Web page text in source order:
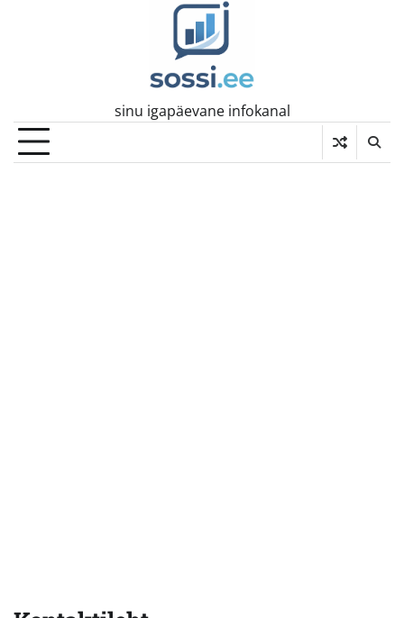
sinu igapäevane infokanal